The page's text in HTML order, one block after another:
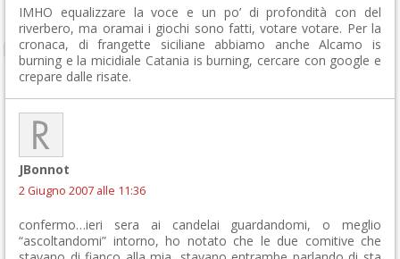
IMHO equalizzare la voce e un po’ di profondità con del
riverbero, ma oramai i giochi sono fatti, votare votare. Per la
cronaca, di frangette siciliane abbiamo anche Alcamo is
burning e la micidiale Catania is burning, cercare con google e
crepare dalle risate.
JBonnot
2 Giugno 2007 alle 11:36
confermo…ieri sera ai candelai guardandomi, o meglio
“ascoltandomi” intorno, ho notato che le due comitive che